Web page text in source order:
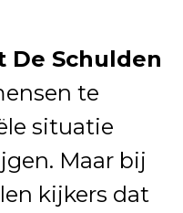
De Schulden
te
situatie
Maar bij
kijkers dat